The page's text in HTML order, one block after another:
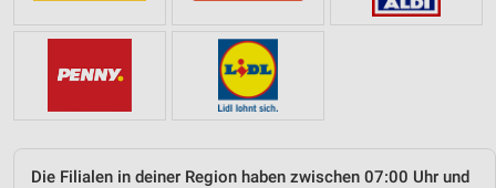
Die Filialen in deiner Region haben zwischen 07:00 Uhr und